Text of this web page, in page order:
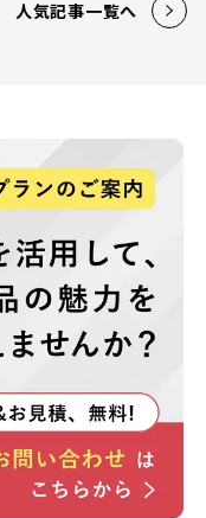
人気記事一覧へ